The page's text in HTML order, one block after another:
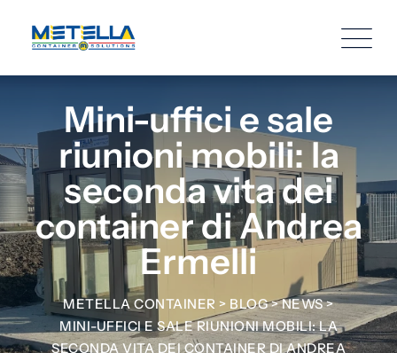
Mini-uffici e sale
riunioni mobili: la
seconda vita dei
container di Andrea
Ermelli
METELLA CONTAINER > BLOG>NEWS>
MINI-UFFICI E SALE RIUNIONI MOBILI: LA
SECONDA VITA DEI CONTAINER DI ANDREA